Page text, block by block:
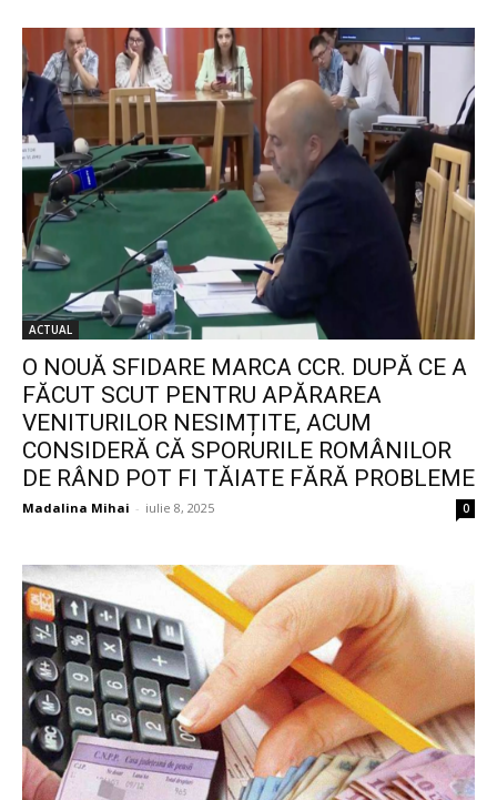
ACTUAL
O NOUĂ SFIDARE MARCA CCR. DUPĂ CE A
FĂCUT SCUT PENTRU APĂRAREA
VENITURILOR NESIMȚITE, ACUM
CONSIDERĂ CĂ SPORURILE ROMÂNILOR
DE RÂND POT FI TĂIATE FĂRĂ PROBLEME
Madalina Mihai - iulie 8, 2025 0